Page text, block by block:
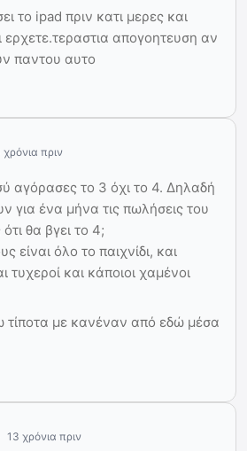
το ipad πριν κατι μερες και
απογοητευση αν
παντου αυτο
χρόνια πριν
αγόρασες το 3 όχι το 4. Δηλαδή
για ένα μήνα τις πωλήσεις του
θα βγει το 4;
είναι όλο το παιχνίδι, και
τυχεροί και κάποιοι χαμένοι
τίποτα με κανέναν από εδώ μέσα
13 χρόνια πριν